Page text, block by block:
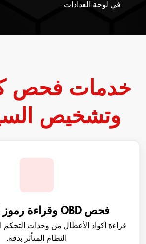
في لوحة العدادات.
خدمات فحص
وتشخيص
فحص OBD وقراءة رموز الأعطال
قراءة أكواد الأعطال من وحدات التحكم
النظام المتأثر بدقة.